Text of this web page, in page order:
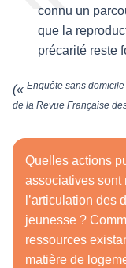
connu un
que la
précarité reste
(« Enquête sans
de la Revue Française
Quelles actions
associatives sont
l’articulation des
jeunesse ?
ressources
matière de